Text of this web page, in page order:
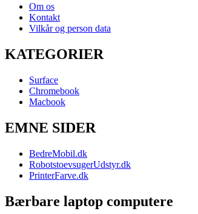
Om os
Kontakt
Vilkår og person data
KATEGORIER
Surface
Chromebook
Macbook
EMNE SIDER
BedreMobil.dk
RobotstoevsugerUdstyr.dk
PrinterFarve.dk
Bærbare laptop computere